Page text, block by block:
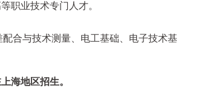
职业技术专门人才。
配合与技术测量、电工基础、电子技术基
海地区招生。